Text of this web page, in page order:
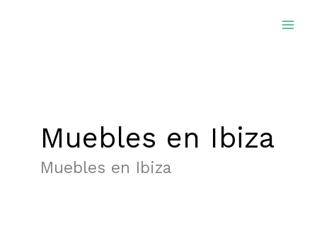
Muebles en Ibiza
Muebles en Ibiza